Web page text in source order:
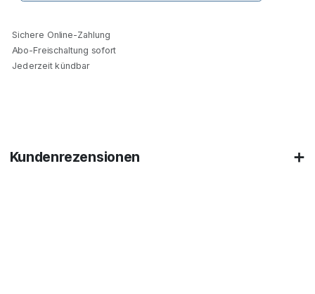
Sichere Online-Zahlung
Abo-Freischaltung sofort
Jederzeit kündbar
Kundenrezensionen